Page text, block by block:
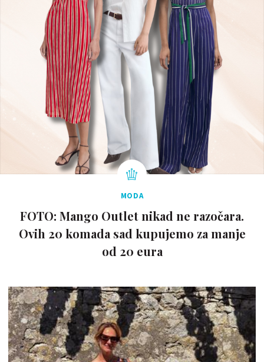
MODA
FOTO: Mango Outlet nikad ne razočara.
Ovih 20 komada sad kupujemo za manje
od 20 eura